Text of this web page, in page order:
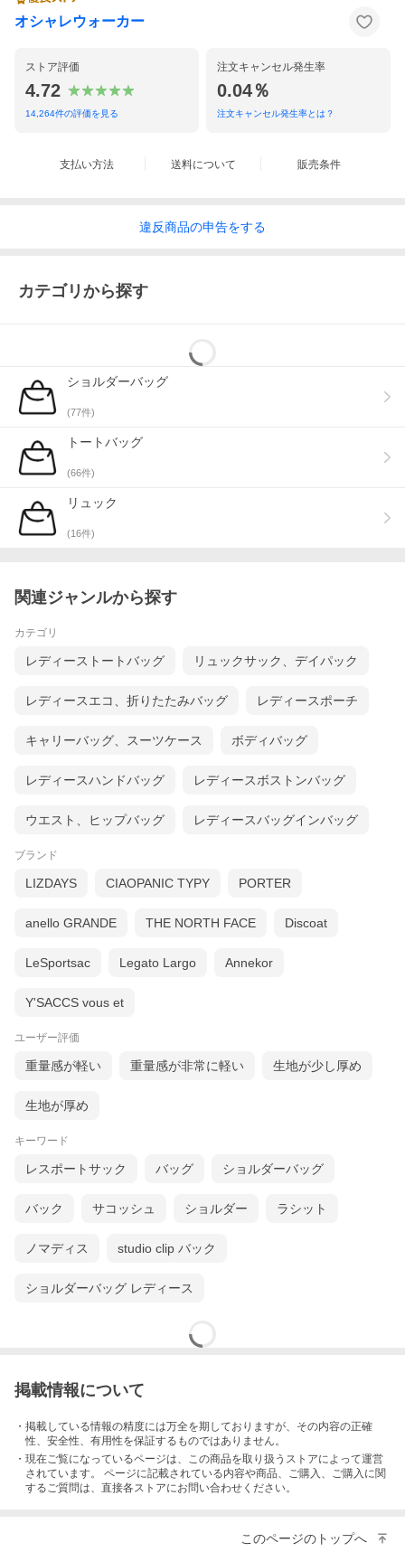
オシャレウォーカー
ストア評価
4.72
14,264件の評価を見る
注文キャンセル発生率
0.04％
注文キャンセル発生率とは？
支払い方法 送料について 販売条件
違反商品の申告をする
カテゴリから探す
ショルダーバッグ
(77件)
トートバッグ
(66件)
リュック
(16件)
関連ジャンルから探す
カテゴリ
レディーストートバッグ リュックサック、デイパック
レディースエコ、折りたたみバッグ レディースポーチ
キャリーバッグ、スーツケース ボディバッグ
レディースハンドバッグ レディースボストンバッグ
ウエスト、ヒップバッグ レディースバッグインバッグ
ブランド
LIZDAYS CIAOPANIC TYPY PORTER
anello GRANDE THE NORTH FACE Discoat
LeSportsac Legato Largo Annekor
Y'SACCS vous et
ユーザー評価
重量感が軽い 重量感が非常に軽い 生地が少し厚め
生地が厚め
キーワード
レスポートサック バッグ ショルダーバッグ
バック サコッシュ ショルダー ラシット
ノマディス studio clip バック
ショルダーバッグ レディース
掲載情報について
・掲載している情報の精度には万全を期しておりますが、その内容の正確
性、安全性、有用性を保証するものではありません。
・現在ご覧になっているページは、この商品を取り扱うストアによって運営
されています。 ページに記載されている内容や商品、ご購入 、ご購入に関
するご質問は、直接各ストアにお問い合わせください。
このページのトップへ